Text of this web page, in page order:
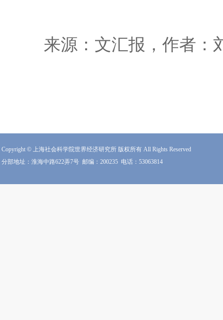
来源：文汇报 ， 作者：
Copyright © 上海社会科学院世界经济研究所 版权所有 All Rights Reserved
分部地址：淮海中路622弄7号 邮编：200235 电话：53063814